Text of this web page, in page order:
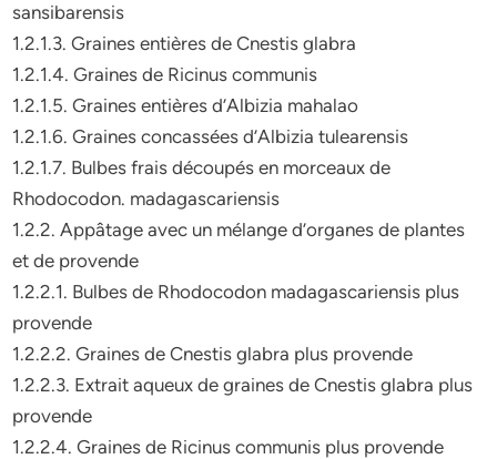
sansibarensis
1.2.1.3. Graines entières de Cnestis glabra
1.2.1.4. Graines de Ricinus communis
1.2.1.5. Graines entières d’Albizia mahalao
1.2.1.6. Graines concassées d’Albizia tulearensis
1.2.1.7. Bulbes frais découpés en morceaux de
Rhodocodon. madagascariensis
1.2.2. Appâtage avec un mélange d’organes de plantes
et de provende
1.2.2.1. Bulbes de Rhodocodon madagascariensis plus
provende
1.2.2.2. Graines de Cnestis glabra plus provende
1.2.2.3. Extrait aqueux de graines de Cnestis glabra plus
provende
1.2.2.4. Graines de Ricinus communis plus provende